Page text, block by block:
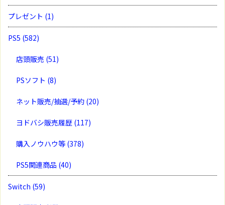
プレゼント (1)
PS5 (582)
店頭販売 (51)
PSソフト (8)
ネット販売/抽選/予約 (20)
ヨドバシ販売履歴 (117)
購入ノウハウ等 (378)
PS5関連商品 (40)
Switch (59)